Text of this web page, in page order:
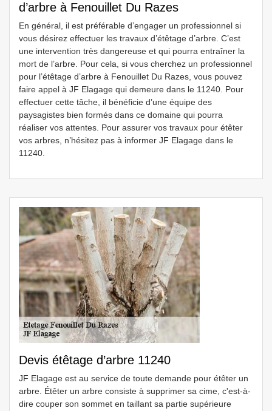
d’arbre à Fenouillet Du Razes
En général, il est préférable d’engager un professionnel si
vous désirez effectuer les travaux d’étêtage d’arbre. C’est
une intervention très dangereuse et qui pourra entraîner la
mort de l’arbre. Pour cela, si vous cherchez un professionnel
pour l’étêtage d’arbre à Fenouillet Du Razes, vous pouvez
faire appel à JF Elagage qui demeure dans le 11240. Pour
effectuer cette tâche, il bénéficie d’une équipe des
paysagistes bien formés dans ce domaine qui pourra
réaliser vos attentes. Pour assurer vos travaux pour étêter
vos arbres, n’hésitez pas à informer JF Elagage dans le
11240.
Devis étêtage d’arbre 11240
JF Elagage est au service de toute demande pour étêter un
arbre. Étêter un arbre consiste à supprimer sa cime, c'est-à-
dire couper son sommet en taillant sa partie supérieure